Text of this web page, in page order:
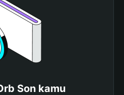
Son kamu